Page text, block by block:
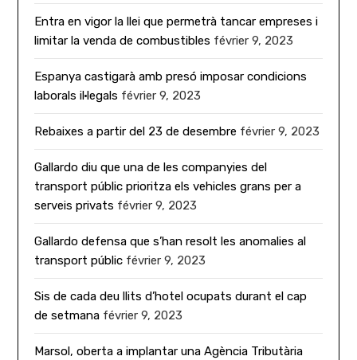
Entra en vigor la llei que permetrà tancar empreses i
limitar la venda de combustibles février 9, 2023
Espanya castigarà amb presó imposar condicions
laborals il·legals février 9, 2023
Rebaixes a partir del 23 de desembre février 9, 2023
Gallardo diu que una de les companyies del
transport públic prioritza els vehicles grans per a
serveis privats février 9, 2023
Gallardo defensa que s’han resolt les anomalies al
transport públic février 9, 2023
Sis de cada deu llits d’hotel ocupats durant el cap
de setmana février 9, 2023
Marsol, oberta a implantar una Agència Tributària